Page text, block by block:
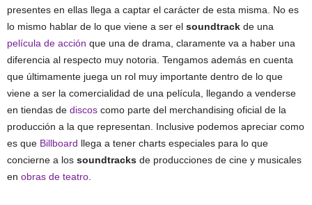
presentes en ellas llega a captar el carácter de esta misma. No es
lo mismo hablar de lo que viene a ser el soundtrack de una
película de acción que una de drama, claramente va a haber una
diferencia al respecto muy notoria. Tengamos además en cuenta
que últimamente juega un rol muy importante dentro de lo que
viene a ser la comercialidad de una película, llegando a venderse
en tiendas de discos como parte del merchandising oficial de la
producción a la que representan. Inclusive podemos apreciar como
es que Billboard llega a tener charts especiales para lo que
concierne a los soundtracks de producciones de cine y musicales
en obras de teatro.